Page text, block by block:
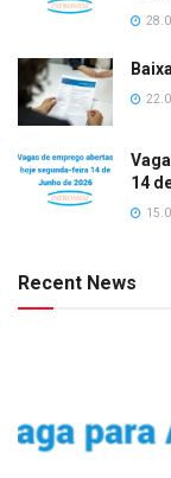
14
Recent News